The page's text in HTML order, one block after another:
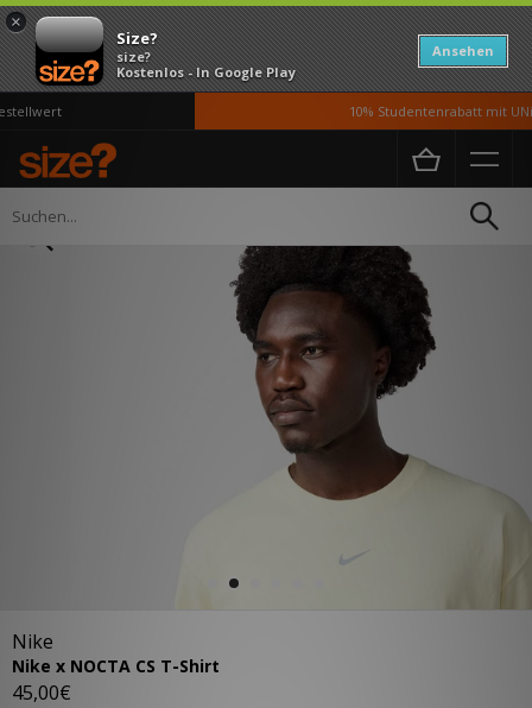
×
Size?
size?
Kostenlos - In Google Play
Ansehen
10% Studentenrabatt mit
Home Herren
Nike
Nike x NOCTA CS T-Shirt
45,00€